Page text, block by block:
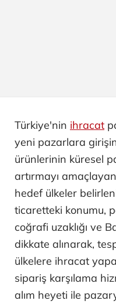
Türkiye'nin ihracat
yeni pazarlara
ürünlerinin küresel
artırmayı amaçlayan
hedef ülkeler
ticaretteki konumu,
coğrafi uzaklığı ve
dikkate alınarak,
ülkelere ihracat
sipariş karşılama
alım heyeti ile